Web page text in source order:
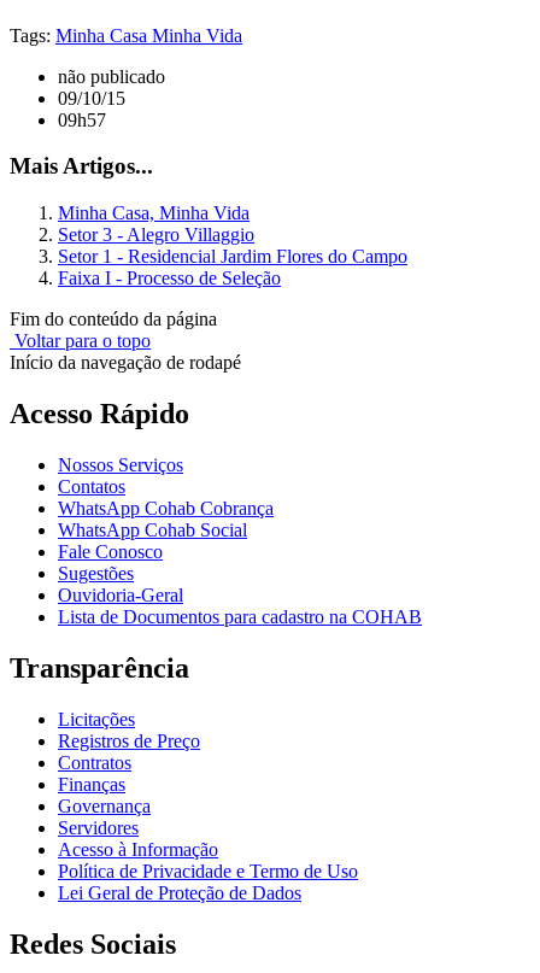
Tags: Minha Casa Minha Vida
não publicado
09/10/15
09h57
Mais Artigos...
Minha Casa, Minha Vida
Setor 3 - Alegro Villaggio
Setor 1 - Residencial Jardim Flores do Campo
Faixa I - Processo de Seleção
Fim do conteúdo da página
Voltar para o topo
Início da navegação de rodapé
Acesso Rápido
Nossos Serviços
Contatos
WhatsApp Cohab Cobrança
WhatsApp Cohab Social
Fale Conosco
Sugestões
Ouvidoria-Geral
Lista de Documentos para cadastro na COHAB
Transparência
Licitações
Registros de Preço
Contratos
Finanças
Governança
Servidores
Acesso à Informação
Política de Privacidade e Termo de Uso
Lei Geral de Proteção de Dados
Redes Sociais